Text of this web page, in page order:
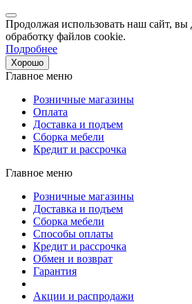
Продолжая использовать наш сайт, вы
обработку файлов cookie.
Подробнее
Хорошо
Главное меню
Розничные магазины
Оплата
Доставка и подъем
Сборка мебели
Кредит и рассрочка
Главное меню
Розничные магазины
Доставка и подъем
Сборка мебели
Способы оплаты
Кредит и рассрочка
Обмен и возврат
Гарантия
Акции и распродажи